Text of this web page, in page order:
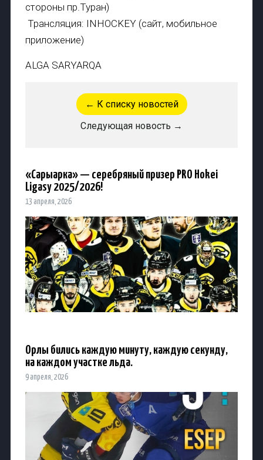
стороны пр.Туран)
Трансляция: INHOCKEY (сайт, мобильное
приложение)
ALGA SARYARQA
← К списку новостей
Следующая новость →
«Сарыарка» — серебряный призер PRO Hokei
Ligasy 2025/2026!
13 апреля, 2026
Орлы бились каждую минуту, каждую секунду,
на каждом участке льда.
9 апреля, 2026